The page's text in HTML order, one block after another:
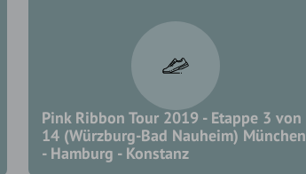
Pink Ribbon Tour 2019 - Etappe 3 von
14 (Würzburg-Bad Nauheim) München
- Hamburg - Konstanz